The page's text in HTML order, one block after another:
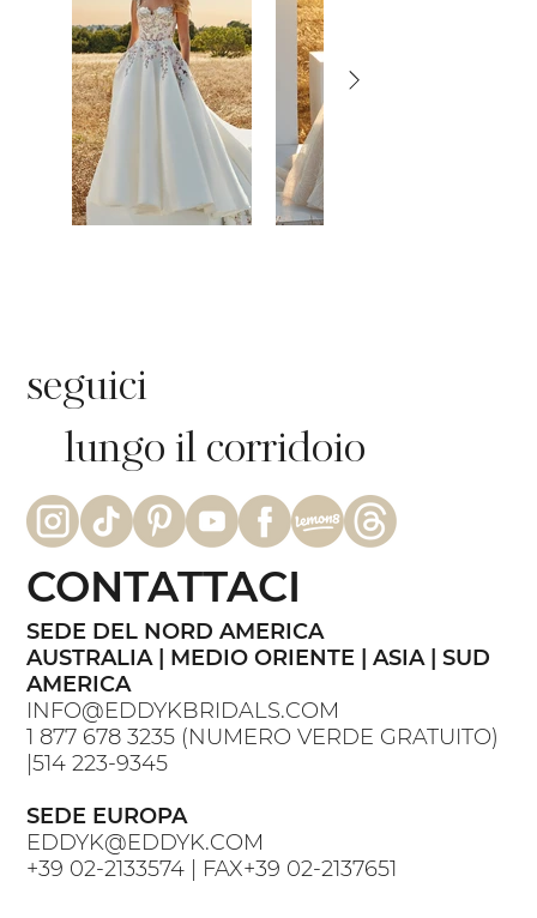
seguici
lungo il corridoio
SEDE DEL NORD AMERICA
AUSTRALIA | MEDIO ORIENTE | ASIA | SUD
AMERICA
INFO@EDDYKBRIDALS.COM
1 877 678 3235 (NUMERO VERDE GRATUITO)
|514 223-9345
SEDE EUROPA
EDDYK@EDDYK.COM
+39 02-2133574 | FAX+39 02-2137651
CONTATTACI